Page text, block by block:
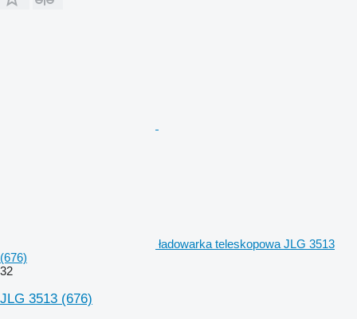
ładowarka teleskopowa JLG 3513
(676)
32
JLG 3513 (676)